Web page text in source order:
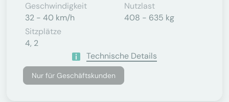
Geschwindigkeit
32 - 40 km/h
Nutzlast
408 - 635 kg
Sitzplätze
4, 2
Technische Details
Nur für Geschäftskunden